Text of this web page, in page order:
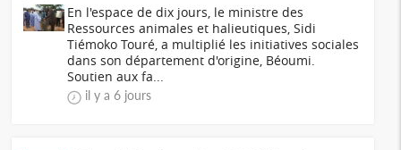
En l'espace de dix jours, le ministre des
Ressources animales et halieutiques, Sidi
Tiémoko Touré, a multiplié les initiatives sociales
dans son département d'origine, Béoumi.
Soutien aux fa...
il y a 6 jours